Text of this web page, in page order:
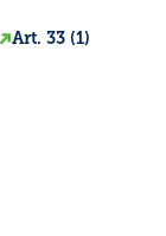
Art. 33 (1)